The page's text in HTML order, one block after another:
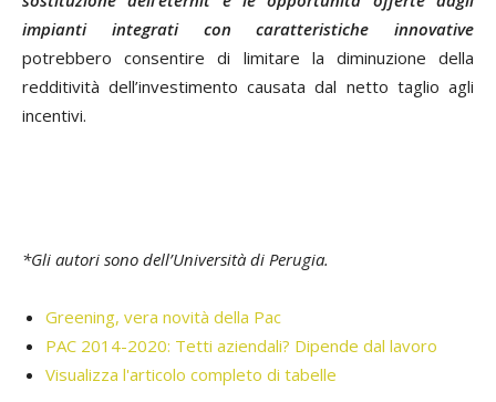
impianti integrati con caratteristiche innovative
potrebbero consentire di limitare la diminuzione della
redditività dell’investimento causata dal netto taglio agli
incentivi.
*Gli autori sono dell’Università di Perugia.
Greening, vera novità della Pac
PAC 2014-2020: Tetti aziendali? Dipende dal lavoro
Visualizza l'articolo completo di tabelle